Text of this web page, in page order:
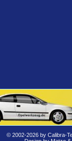
© 2002-2026 by Calibra-